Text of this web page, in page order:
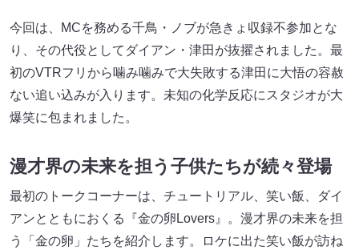
今回は、MCを務める千鳥・ノブが急きょ収録不参加とな
り、その代役としてダイアン・津田が抜擢されました。最
初のVTRフリから噛み噛みで大失敗する津田に大悟の容赦
ない追い込みが入ります。未知の化学反応にスタジオが大
爆笑に包まれました。
漫才界の未来を担う子供たちが続々登場
最初のトークコーナーは、チュートリアル、笑い飯、ダイ
アンとともにおくる『金の卵Lovers』。漫才界の未来を担
う「金の卵」たちを紹介します。ロケに出た笑い飯が訪ね